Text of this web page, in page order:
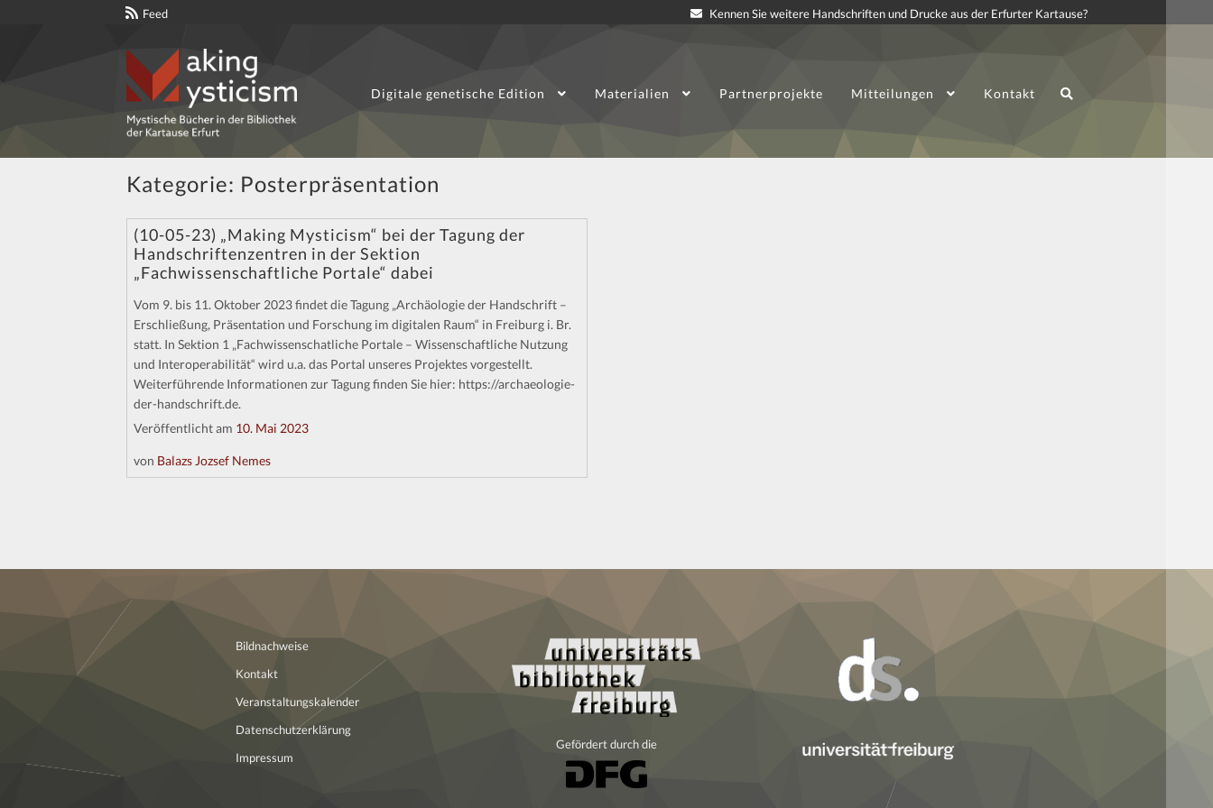
Feed Kennen Sie weitere Handschriften und Drucke aus der Erfurter Kartause?
Zur
Navigation
springen
Zum
Inhalt
springen
Digitale genetische Edition Materialien Partnerprojekte Mitteilungen Kontakt
Kategorie: Posterpräsentation
(10-05-23) „Making Mysticism“ bei der Tagung der
Handschriftenzentren in der Sektion
„Fachwissenschaftliche Portale“ dabei
Vom 9. bis 11. Oktober 2023 findet die Tagung „Archäologie der Handschrift –
Erschließung, Präsentation und Forschung im digitalen Raum“ in Freiburg i. Br.
statt. In Sektion 1 „Fachwissenschatliche Portale – Wissenschaftliche Nutzung
und Interoperabilität“ wird u.a. das Portal unseres Projektes vorgestellt.
Weiterführende Informationen zur Tagung finden Sie hier: https://archaeologie-
der-handschrift.de.
Veröffentlicht am 10. Mai 2023
von Balazs Jozsef Nemes
Bildnachweise
Kontakt
Veranstaltungskalender
Datenschutzerklärung
Impressum
Gefördert durch die